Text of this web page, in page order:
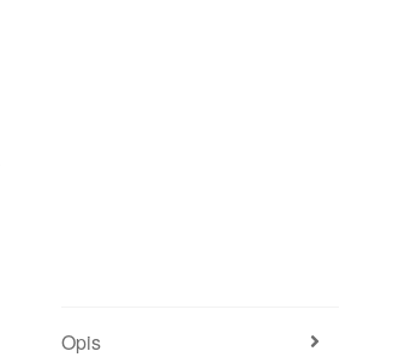
Opis